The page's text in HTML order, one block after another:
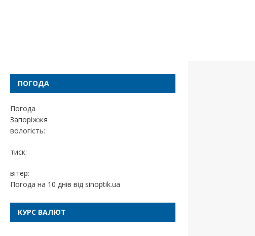
ПОГОДА
Погода
Запоріжжя
вологість:
тиск:
вітер:
Погода на 10 днів від sinoptik.ua
КУРС ВАЛЮТ